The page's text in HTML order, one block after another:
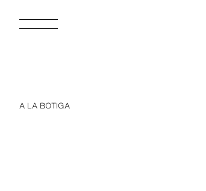
A LA BOTIGA